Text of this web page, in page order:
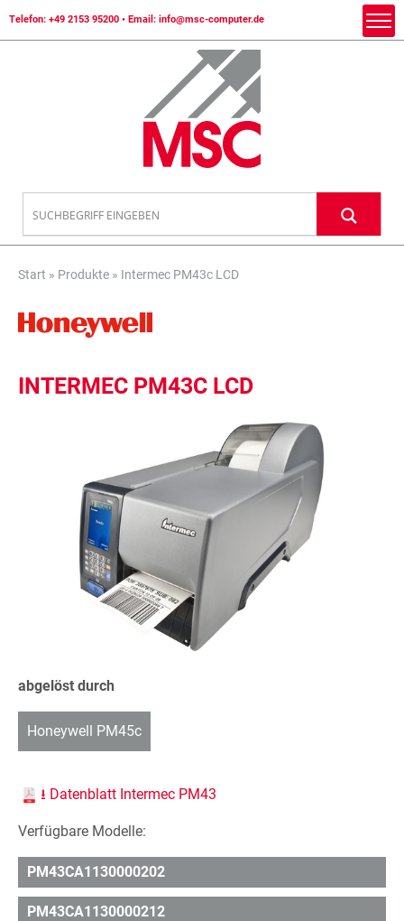
Telefon: +49 2153 95200 • Email: info@msc-computer.de
Start » Produkte » Intermec PM43c LCD
INTERMEC PM43C LCD
abgelöst durch
Honeywell PM45c
⭳ Datenblatt Intermec PM43
Verfügbare Modelle:
PM43CA1130000202
PM43CA1130000212